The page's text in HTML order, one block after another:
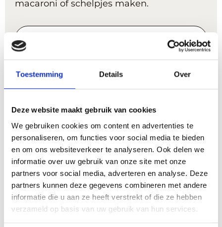
Toestemming Details Over
Deze website maakt gebruik van cookies
We gebruiken cookies om content en advertenties te
personaliseren, om functies voor social media te bieden
en om ons websiteverkeer te analyseren. Ook delen we
informatie over uw gebruik van onze site met onze
partners voor social media, adverteren en analyse. Deze
partners kunnen deze gegevens combineren met andere
informatie die u aan ze heeft verstrekt of die ze hebben
verzameld op basis van uw gebruik van hun services.
macaroni of schelpjes maken.
Bereidingstijd
Porties
Gang
Dagschotels, Hoofdgerecht
Benodigheden
ruime braadpan